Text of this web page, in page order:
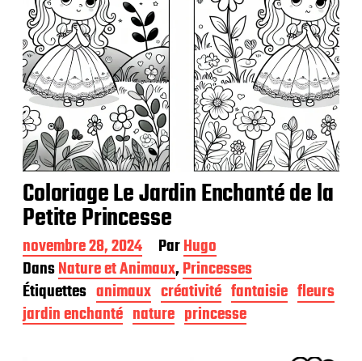
Coloriage Le Jardin Enchanté de la
Petite Princesse
D
a
t
e
d
e
novembre 28, 2024 ParHugo
DansNature et Animaux,Princesses
Étiquettes animaux créativité fantaisie fleurs
jardin enchanté nature princesse